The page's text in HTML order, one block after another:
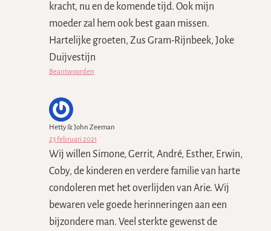
kracht, nu en de komende tijd. Ook mijn
moeder zal hem ook best gaan missen.
Hartelijke groeten, Zus Gram-Rijnbeek, Joke
Duijvestijn
Beantwoorden
Hetty & John Zeeman
23 februari 2021
Wij willen Simone, Gerrit, André, Esther, Erwin,
Coby, de kinderen en verdere familie van harte
condoleren met het overlijden van Arie. Wij
bewaren vele goede herinneringen aan een
bijzondere man. Veel sterkte gewenst de